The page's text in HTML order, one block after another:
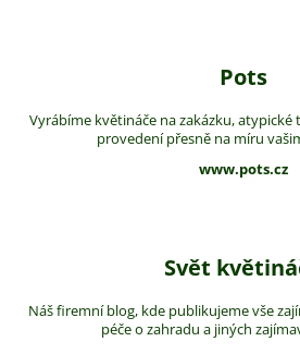
Pots
Vyrábíme květináče na zakázku,
provedení přesně na míru
www.pots.cz
Svět
Náš firemní blog, kde publikujeme vše
péče o zahradu a jiných